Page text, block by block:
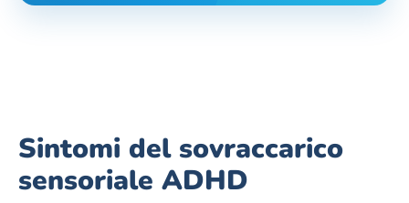
Sintomi del sovraccarico
sensoriale ADHD